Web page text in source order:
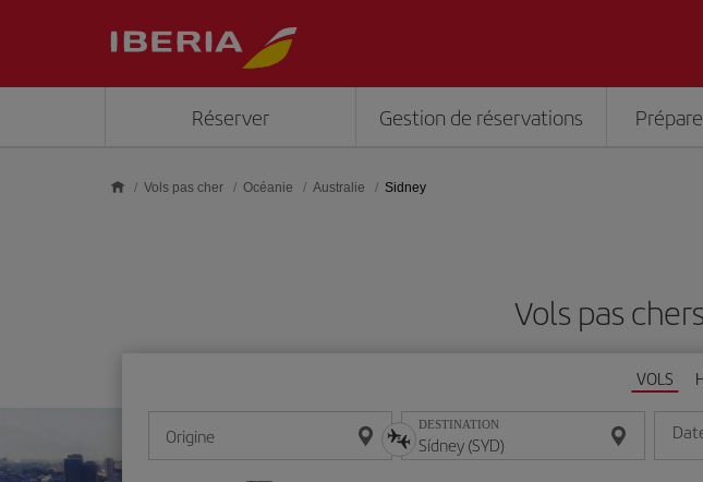
Réserver Gestion de réservations
Vols pas cher Océanie Australie Sidney
Vols pas
VOLS
Origine DESTINATION